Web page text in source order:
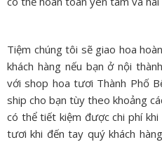
Tiệm chúng tôi sẽ giao hoa
khách hàng nếu bạn ở nội
với shop hoa tươi Thành Phố
ship cho bạn tùy theo khoảng
có thể tiết kiệm được chi phí
tươi khi đến tay quý khách